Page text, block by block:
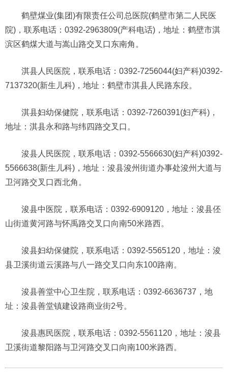
鹤壁煤业(集团)有限责任公司总医院(鹤壁市第二人民医
院)，联系电话：0392-2963809(产科电话)，地址：鹤壁市淇
滨区鹤煤大道与嵩山路交叉口东南角。
淇县人民医院，联系电话：0392-7256044(妇产科)0392-
7137320(新生儿科)，地址：鹤壁市淇县人民路东段。
淇县妇幼保健院，联系电话：0392-7260391(妇产科)，
地址：淇县永和路与纬四路交叉口。
浚县人民医院，联系电话：0392-5566630(妇产科)0392-
5566638(新生儿科)，地址：浚县浚州街道办事处浚州大道与
卫河路交叉口西北角。
浚县中医院，联系电话：0392-6909120，地址：浚县伾
山街道黄河路与怀禹路交叉口向南50米路西。
浚县妇幼保健院，联系电话：0392-5565120，地址：浚
县卫溪街道云溪路与八一路交叉口向东100路南。
浚县善堂中心卫生院，联系电话：0392-6636737，地
址：浚县善堂镇建设路商业街2号。
浚县惠民医院，联系电话：0392-5561120，地址：浚县
卫溪街道黎阳路与卫河路交叉口向南100米路西。